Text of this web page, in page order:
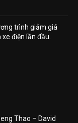
trình giảm giá
điện lần đầu.
Thao – David